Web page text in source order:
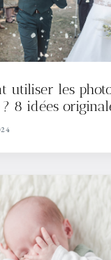
utiliser les
8 idées